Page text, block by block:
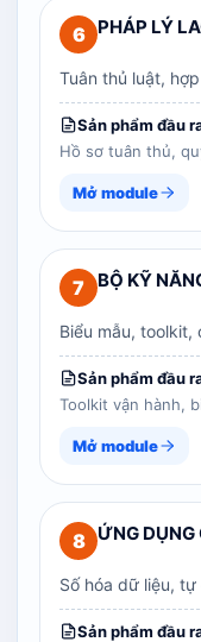
6 PHÁP LÝ
Tuân thủ luật,
Sản phẩm đầu
Hồ sơ tuân thủ,
Mở module
7 BỘ KỸ
Biểu mẫu,
Sản phẩm đầu
Toolkit vận hành,
Mở module
8 ỨNG DỤNG
Số hóa dữ liệu,
Sản phẩm đầu